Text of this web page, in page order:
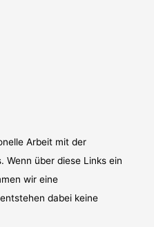
Arbeit mit der
Wenn über diese Links ein
wir eine
dabei keine